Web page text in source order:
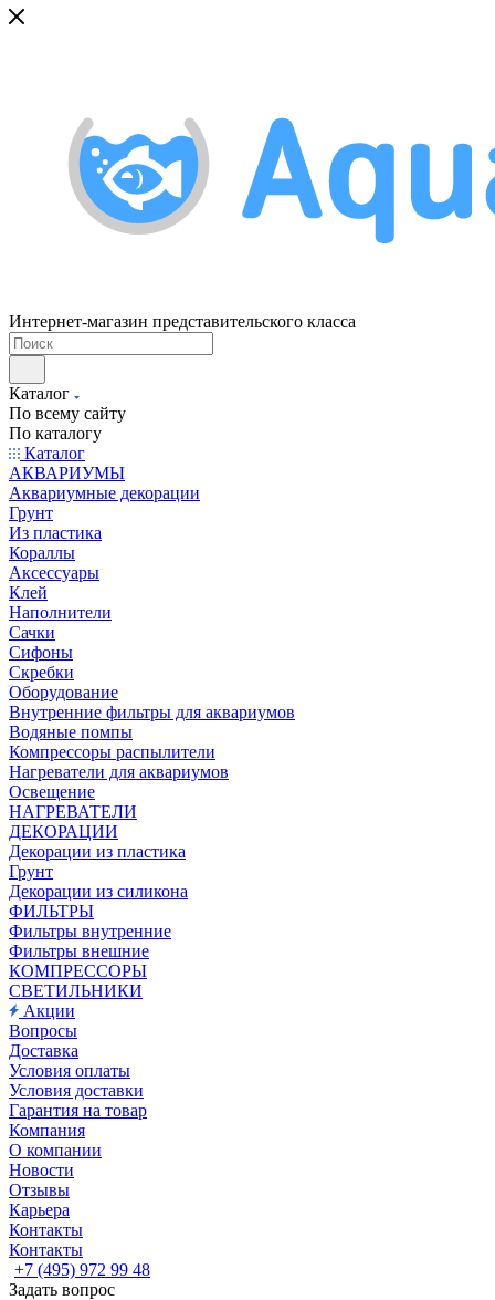
Интернет-магазин представительского класса
Каталог
По всему сайту
По каталогу
Каталог
АКВАРИУМЫ
Аквариумные декорации
Грунт
Из пластика
Кораллы
Аксессуары
Клей
Наполнители
Сачки
Сифоны
Скребки
Оборудование
Внутренние фильтры для аквариумов
Водяные помпы
Компрессоры распылители
Нагреватели для аквариумов
Освещение
НАГРЕВАТЕЛИ
ДЕКОРАЦИИ
Декорации из пластика
Грунт
Декорации из силикона
ФИЛЬТРЫ
Фильтры внутренние
Фильтры внешние
КОМПРЕССОРЫ
СВЕТИЛЬНИКИ
Акции
Вопросы
Доставка
Условия оплаты
Условия доставки
Гарантия на товар
Компания
О компании
Новости
Отзывы
Карьера
Контакты
Контакты
+7 (495) 972 99 48
Задать вопрос